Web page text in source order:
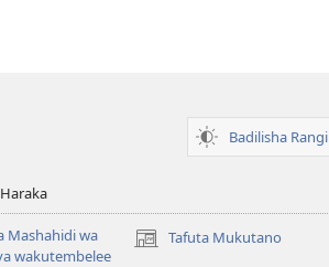
Badilisha Rangi
Mashahidi wa
wakutembelee
Tafuta Mukutano
(opens